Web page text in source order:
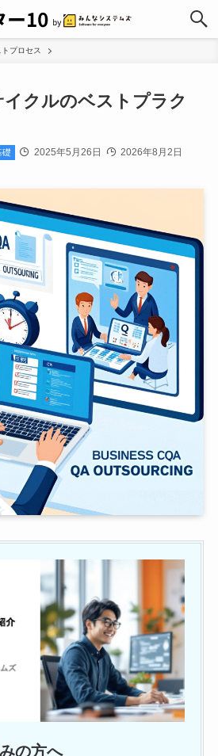
トプロセス
クルのベストプラク
礎 2025年5月26日 2026年8月2日
の方へ